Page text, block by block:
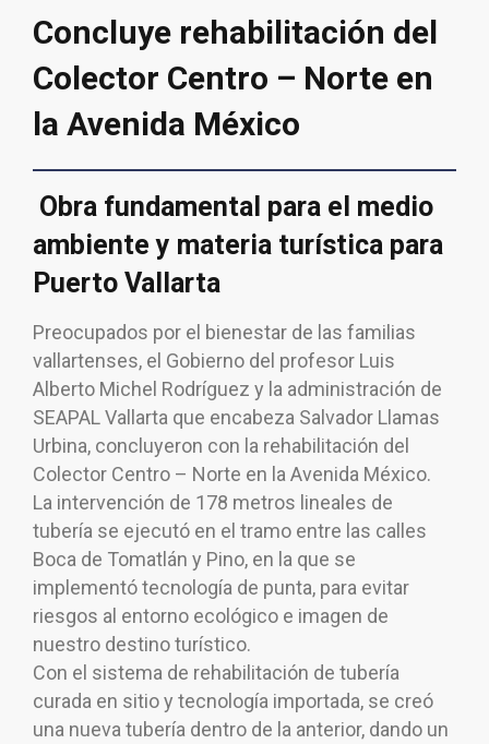
Concluye rehabilitación del
Colector Centro – Norte en
la Avenida México
Obra fundamental para el medio
ambiente y materia turística para
Puerto Vallarta
Preocupados por el bienestar de las familias
vallartenses, el Gobierno del profesor Luis
Alberto Michel Rodríguez y la administración de
SEAPAL Vallarta que encabeza Salvador Llamas
Urbina, concluyeron con la rehabilitación del
Colector Centro – Norte en la Avenida México.
La intervención de 178 metros lineales de
tubería se ejecutó en el tramo entre las calles
Boca de Tomatlán y Pino, en la que se
implementó tecnología de punta, para evitar
riesgos al entorno ecológico e imagen de
nuestro destino turístico.
Con el sistema de rehabilitación de tubería
curada en sitio y tecnología importada, se creó
una nueva tubería dentro de la anterior, dando un